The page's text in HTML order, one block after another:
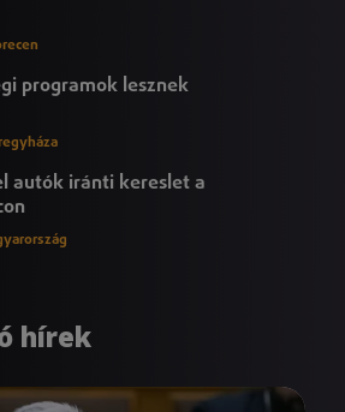
programok lesznek
autók iránti kereslet a
hírek